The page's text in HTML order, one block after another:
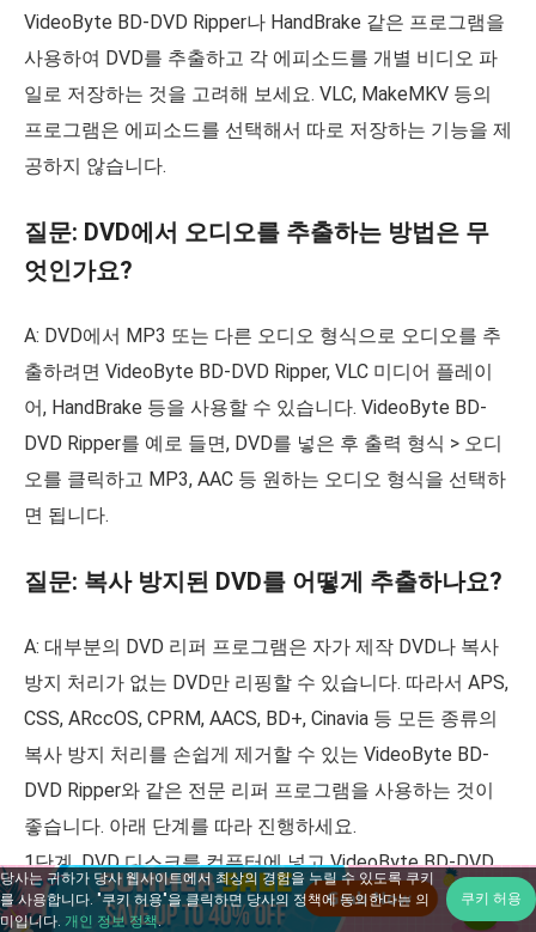
VideoByte BD-DVD Ripper나 HandBrake 같은 프로그램을
사용하여 DVD를 추출하고 각 에피소드를 개별 비디오 파
일로 저장하는 것을 고려해 보세요. VLC, MakeMKV 등의
프로그램은 에피소드를 선택해서 따로 저장하는 기능을 제
공하지 않습니다.
질문: DVD에서 오디오를 추출하는 방법은 무
엇인가요?
A: DVD에서 MP3 또는 다른 오디오 형식으로 오디오를 추
출하려면 VideoByte BD-DVD Ripper, VLC 미디어 플레이
어, HandBrake 등을 사용할 수 있습니다. VideoByte BD-
DVD Ripper를 예로 들면, DVD를 넣은 후 출력 형식 > 오디
오를 클릭하고 MP3, AAC 등 원하는 오디오 형식을 선택하
면 됩니다.
질문: 복사 방지된 DVD를 어떻게 추출하나요?
A: 대부분의 DVD 리퍼 프로그램은 자가 제작 DVD나 복사
방지 처리가 없는 DVD만 리핑할 수 있습니다. 따라서 APS,
CSS, ARccOS, CPRM, AACS, BD+, Cinavia 등 모든 종류의
복사 방지 처리를 손쉽게 제거할 수 있는 VideoByte BD-
DVD Ripper와 같은 전문 리퍼 프로그램을 사용하는 것이
좋습니다. 아래 단계를 따라 진행하세요.
1단계. DVD 디스크를 컴퓨터에 넣고 VideoByte BD-DVD
리퍼에서 [DVD 로드] > [DVD 디스크 로드]를 선택합니다.
당사는 귀하가 당사 웹사이트에서 최상의 경험을 누릴 수 있도록 쿠키
를 사용합니다. "쿠키 허용"을 클릭하면 당사의 정책에 동의한다는 의
미입니다. 개인 정보 정책.
쿠키 허용